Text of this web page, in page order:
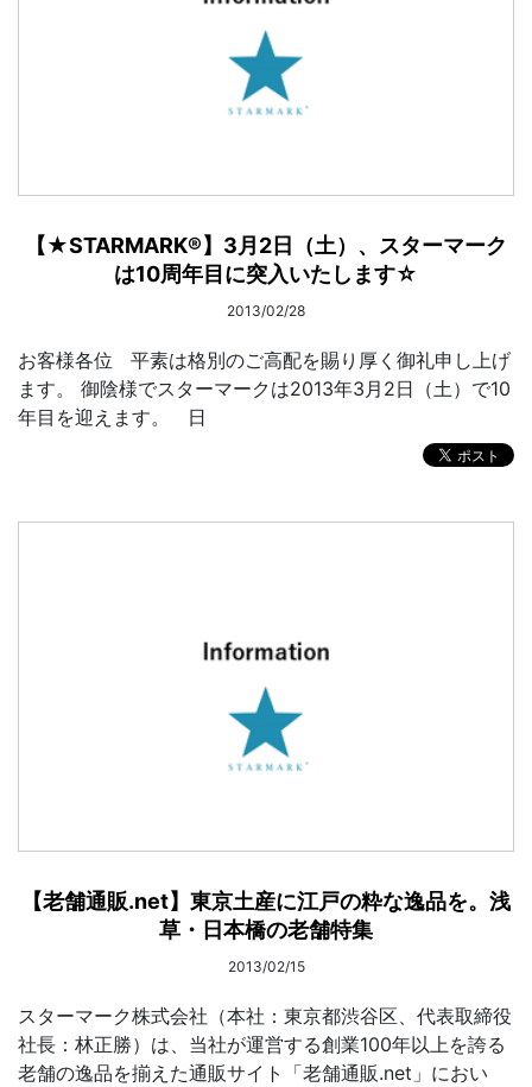
【★STARMARK®】3月2日（土）、スターマーク
は10周年目に突入いたします☆
2013/02/28
お客様各位 平素は格別のご高配を賜り厚く御礼申し上げ
ます。 御陰様でスターマークは2013年3月2日（土）で10
年目を迎えます。 日
【老舗通販.net】東京土産に江戸の粋な逸品を。浅
草・日本橋の老舗特集
2013/02/15
スターマーク株式会社（本社：東京都渋谷区、代表取締役
社長：林正勝）は、当社が運営する創業100年以上を誇る
老舗の逸品を揃えた通販サイト「老舗通販.net」におい